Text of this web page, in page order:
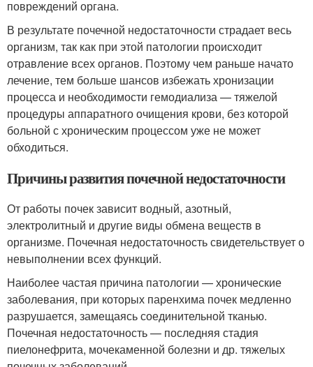
повреждений органа.
В результате почечной недостаточности страдает весь
организм, так как при этой патологии происходит
отравление всех органов. Поэтому чем раньше начато
лечение, тем больше шансов избежать хронизации
процесса и необходимости гемодиализа — тяжелой
процедуры аппаратного очищения крови, без которой
больной с хроническим процессом уже не может
обходиться.
Причины развития почечной недостаточности
От работы почек зависит водный, азотный,
электролитный и другие виды обмена веществ в
организме. Почечная недостаточность свидетельствует о
невыполнении всех функций.
Наиболее частая причина патологии — хронические
заболевания, при которых паренхима почек медленно
разрушается, замещаясь соединительной тканью.
Почечная недостаточность — последняя стадия
пиелонефрита, мочекаменной болезни и др. тяжелых